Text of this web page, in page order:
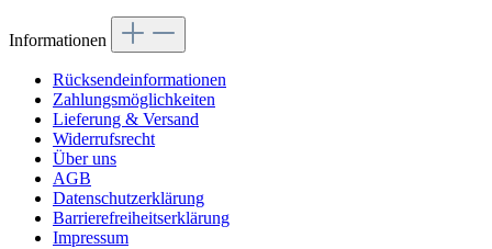
Informationen
Rücksendeinformationen
Zahlungsmöglichkeiten
Lieferung & Versand
Widerrufsrecht
Über uns
AGB
Datenschutzerklärung
Barrierefreiheitserklärung
Impressum